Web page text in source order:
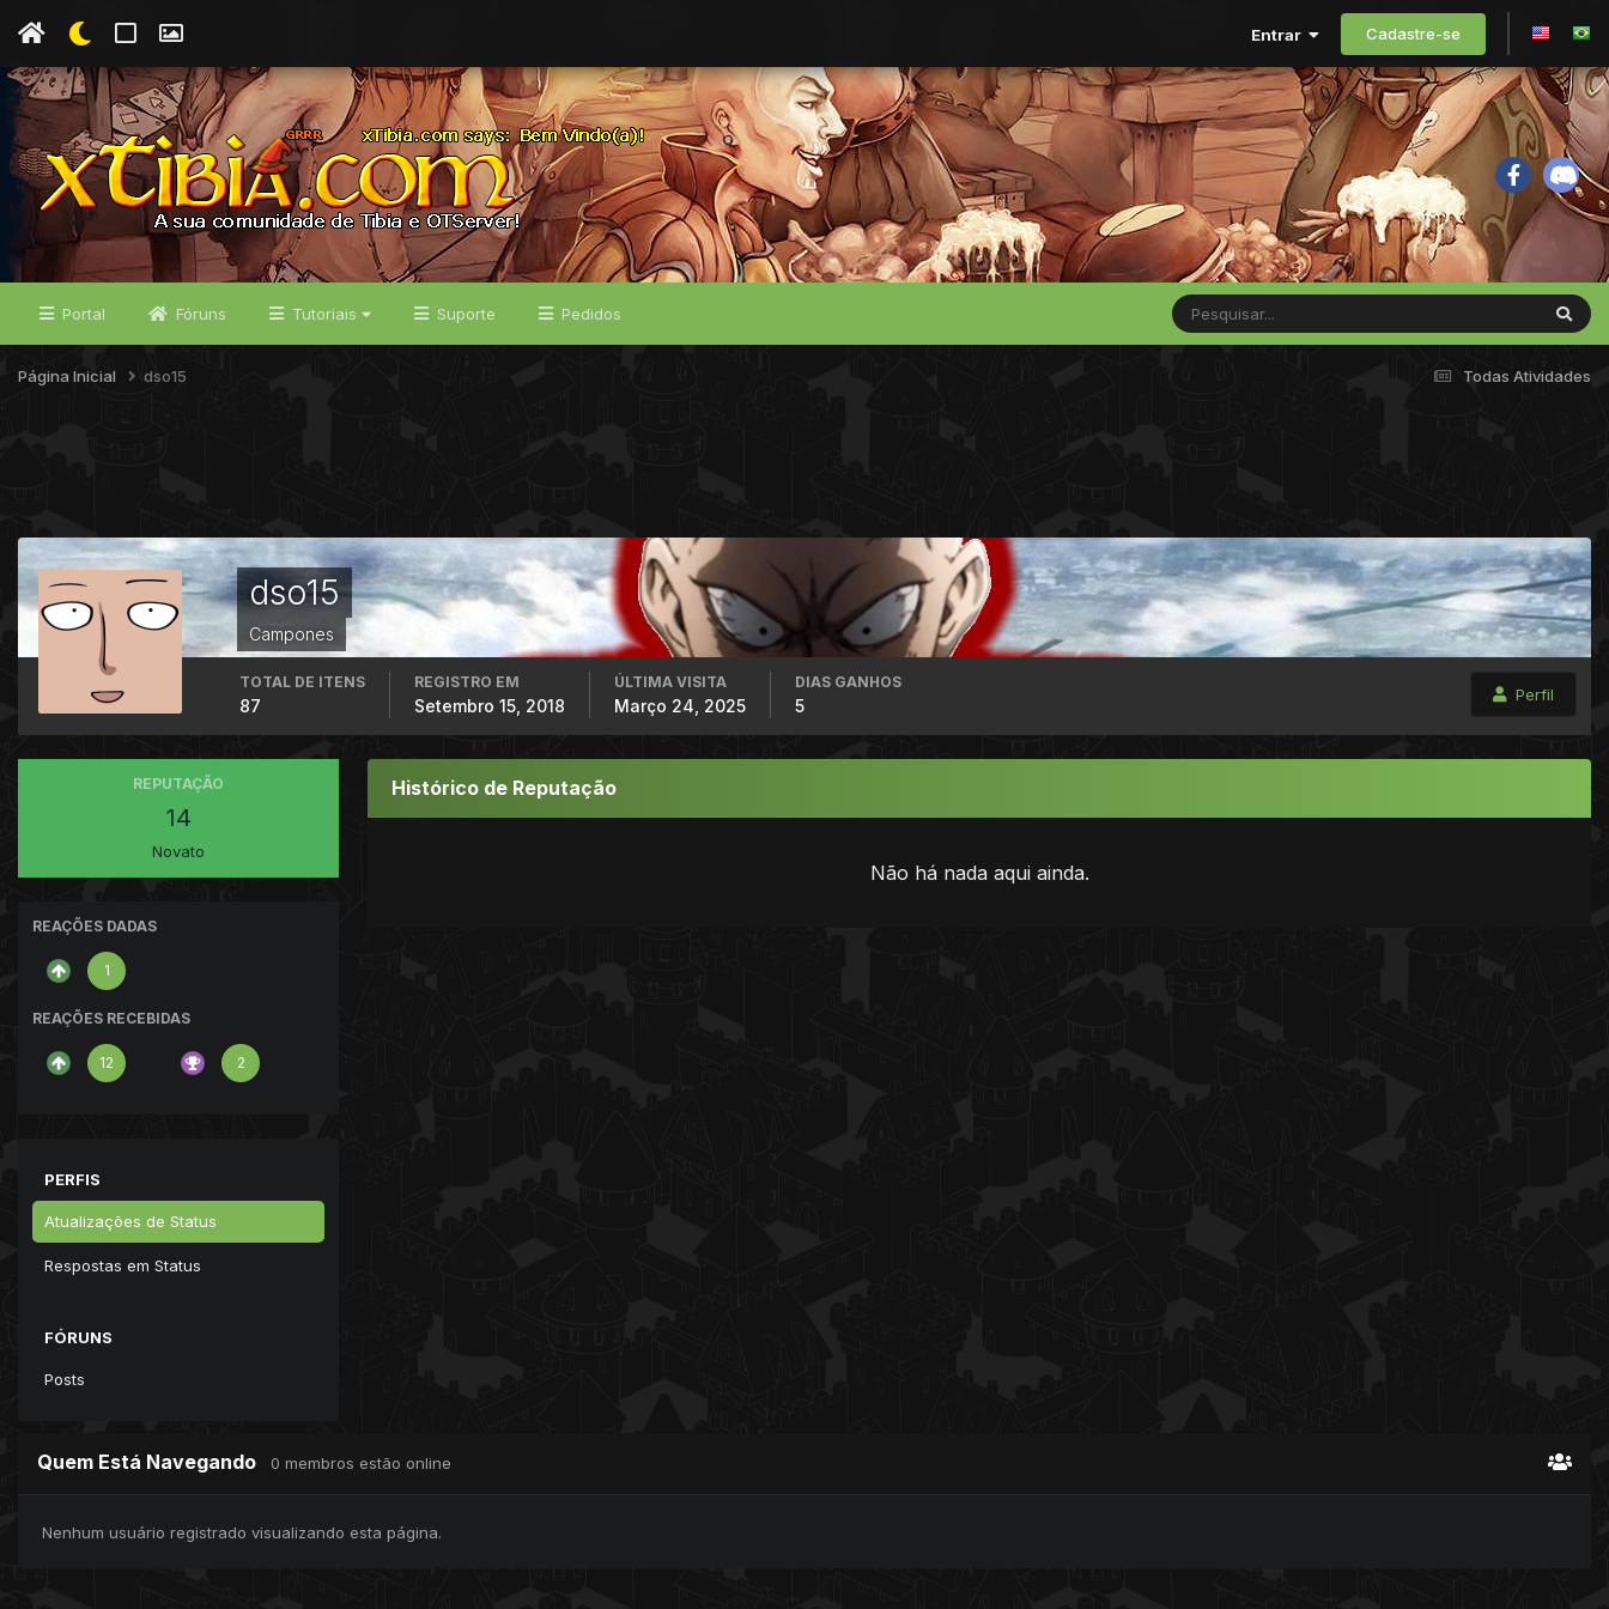
Entrar Cadastre-se
Portal Fóruns Tutoriais Suporte Pedidos
Todas Atividades
Página Inicial dso15
dso15
Campones
Perfil
TOTAL DE ITENS
87
REGISTRO EM
Setembro 15, 2018
ÚLTIMA VISITA
Março 24, 2025
DIAS GANHOS
5
REPUTAÇÃO
14
Novato
REAÇÕES DADAS
1
REAÇÕES RECEBIDAS
12 2
PERFIS
Atualizações de Status
Respostas em Status
FÓRUNS
Posts
Histórico de Reputação
Não há nada aqui ainda.
Quem Está Navegando 0 membros estão online
Nenhum usuário registrado visualizando esta página.